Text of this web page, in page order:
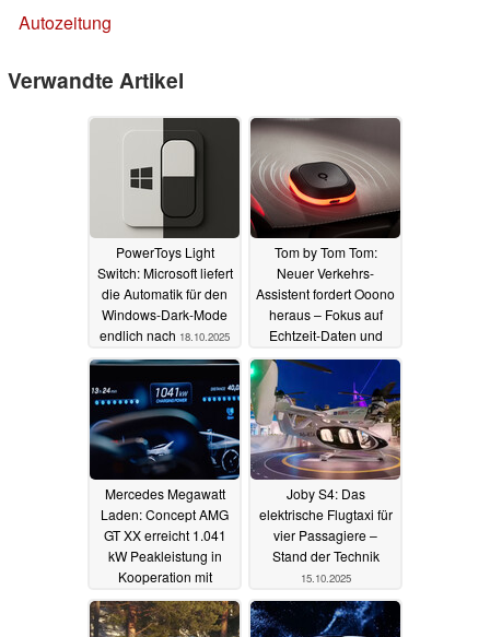
Autozeitung
Verwandte Artikel
PowerToys Light
Switch: Microsoft liefert
die Automatik für den
Windows-Dark-Mode
endlich nach 18.10.2025
Tom by Tom Tom:
Neuer Verkehrs-
Assistent fordert Ooono
heraus – Fokus auf
Echtzeit-Daten und
Abo-Freiheit16.10.2025
Mercedes Megawatt
Laden: Concept AMG
GT XX erreicht 1.041
kW Peakleistung in
Kooperation mit
Alpitronic15.10.2025
Joby S4: Das
elektrische Flugtaxi für
vier Passagiere –
Stand der Technik
15.10.2025